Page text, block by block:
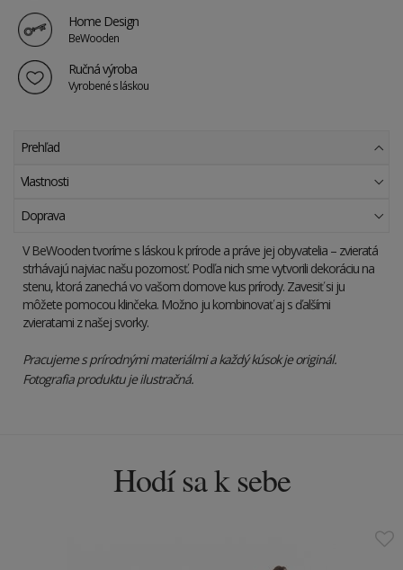
Home Design
BeWooden
Ručná výroba
Vyrobené s láskou
Prehľad
Vlastnosti
Doprava
V BeWooden tvoríme s láskou k prírode a práve jej obyvatelia – zvieratá
strhávajú najviac našu pozornosť. Podľa nich sme vytvorili dekoráciu na
stenu, ktorá zanechávo vašom domove kus prírody. Zavesiť si ju
môžete pomocou klinčeka. Možno ju kombinovať aj s ďalšími
zvieratami z našej svorky.
Pracujeme s prírodnými materiálmi a každý kúsok je originál.
Fotografia produktu je ilustračná.
Hodí sa k sebe